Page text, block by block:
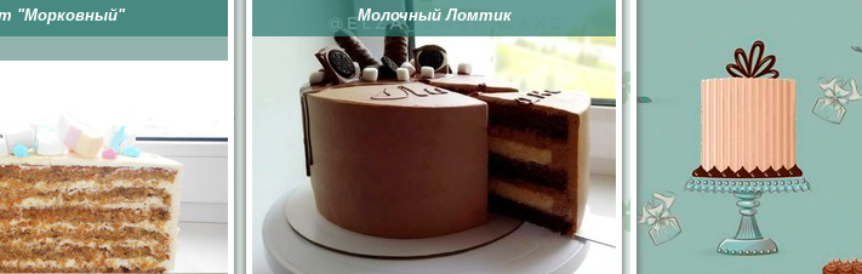
"Морковный" Молочный Ломтик